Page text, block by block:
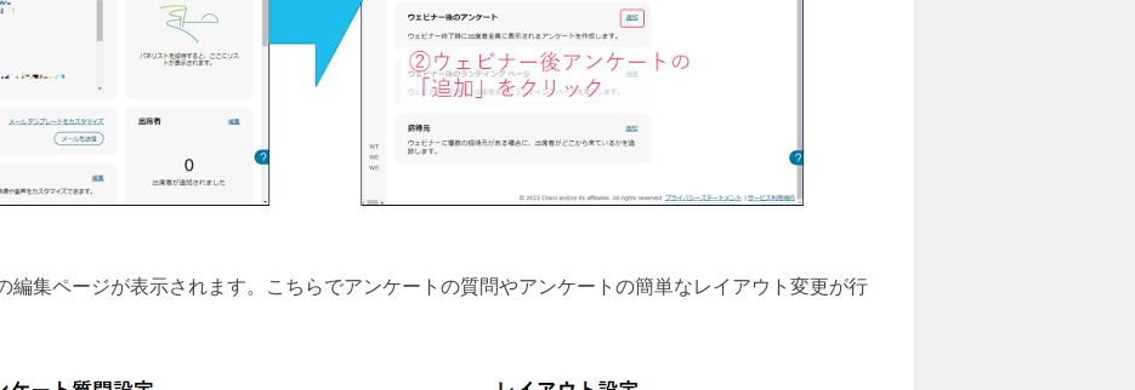
編集ページが表示されます。こちらでアンケートの質問やアンケートの簡単なレイアウト変更が行